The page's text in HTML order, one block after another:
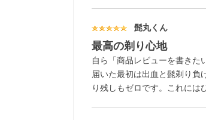
髭丸くん
最高の剃り心地
自ら「商品レビューを書きた
届いた最初は出血と髭剃り負
り残しもゼロです。これには